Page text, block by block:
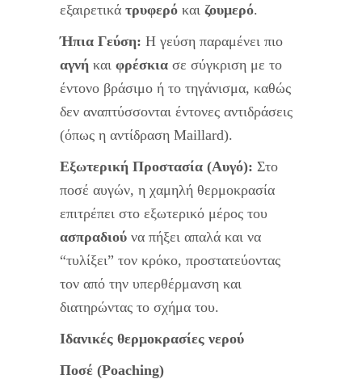
εξαιρετικά τρυφερό και ζουμερό.
Ήπια Γεύση: Η γεύση παραμένει πιο
αγνή και φρέσκια σε σύγκριση με το
έντονο βράσιμο ή το τηγάνισμα, καθώς
δεν αναπτύσσονται έντονες αντιδράσεις
(όπως η αντίδραση Maillard).
Εξωτερική Προστασία (Αυγό): Στο
ποσέ αυγών, η χαμηλή θερμοκρασία
επιτρέπει στο εξωτερικό μέρος του
ασπραδιού να πήξει απαλά και να
“τυλίξει” τον κρόκο, προστατεύοντας
τον από την υπερθέρμανση και
διατηρώντας το σχήμα του.
Ιδανικές θερμοκρασίες νερού
Ποσέ (Poaching)